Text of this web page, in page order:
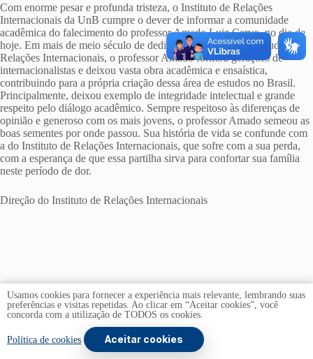
Com enorme pesar e profunda tristeza, o Instituto de Relações
Internacionais da UnB cumpre o dever de informar a comunidade
acadêmica do falecimento do professor Amado Luiz Cervo, no dia de
hoje. Em mais de meio século de dedicação à ciência e ao estudo das
Relações Internacionais, o professor Amado formou gerações de
internacionalistas e deixou vasta obra acadêmica e ensaística,
contribuindo para a própria criação dessa área de estudos no Brasil.
Principalmente, deixou exemplo de integridade intelectual e grande
respeito pelo diálogo acadêmico. Sempre respeitoso às diferenças de
opinião e generoso com os mais jovens, o professor Amado semeou as
boas sementes por onde passou. Sua história de vida se confunde com
a do Instituto de Relações Internacionais, que sofre com a sua perda,
com a esperança de que essa partilha sirva para confortar sua família
neste período de dor.
Direção do Instituto de Relações Internacionais
Copyright © 2026 - Universidade de Brasília
. Todos os
Usamos cookies para fornecer a experiência mais relevante, lembrando suas
preferências e visitas repetidas. Ao clicar em “Aceitar cookies”, você
concorda com a utilização de TODOS os cookies.
Política de cookies Aceitar cookies